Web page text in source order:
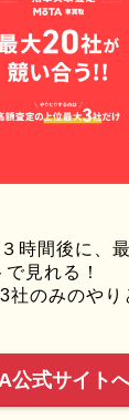
時間後に、
見れる！
社のみのやり
公式サイト